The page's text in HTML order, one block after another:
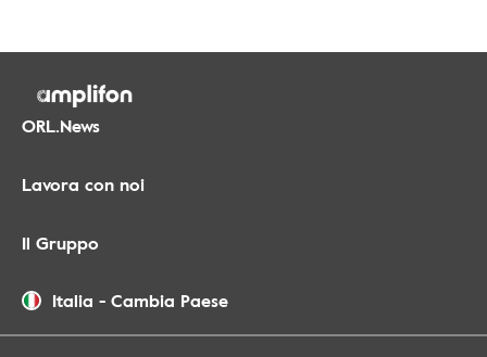
ORL.News
Lavora con noi
Il Gruppo
Italia - Cambia Paese